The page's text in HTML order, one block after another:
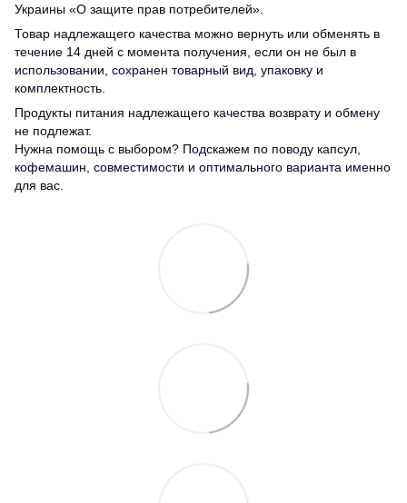
Украины «О защите прав потребителей».
Товар надлежащего качества можно вернуть или обменять в
течение 14 дней с момента получения, если он не был в
использовании, сохранен товарный вид, упаковку и
комплектность.
Продукты питания надлежащего качества возврату и обмену
не подлежат.
Нужна помощь с выбором? Подскажем по поводу капсул,
кофемашин, совместимости и оптимального варианта именно
для вас.